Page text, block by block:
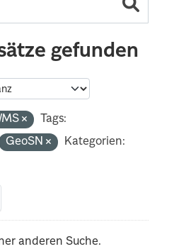
gefunden
Tags:
GeoSN
Kategorien:
anderen Suche.